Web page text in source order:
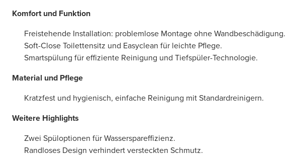
Komfort und Funktion
Freistehende Installation: problemlose Montage ohne Wandbeschädigung.
Soft-Close Toilettensitz und Easyclean für leichte Pflege.
Smartspülung für effiziente Reinigung und Tiefspüler-Technologie.
Material und Pflege
Kratzfest und hygienisch, einfache Reinigung mit Standardreinigern.
Weitere Highlights
Zwei Spüloptionen für Wasserspareffizienz.
Randloses Design verhindert versteckten Schmutz.